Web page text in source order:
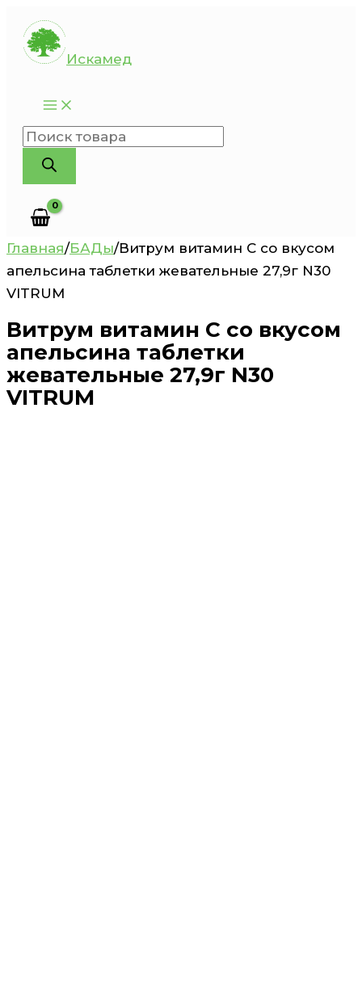
Перейти
содержимому
Искамед
Поиск
товаров
Главная/БАДы/Витрум витамин С со вкусом
апельсина таблетки жевательные 27,9г N30
VITRUM
Витрум витамин С со вкусом
апельсина таблетки
жевательные 27,9г N30
VITRUM